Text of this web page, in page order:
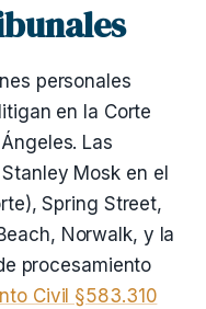
personales
en la Corte
Las
Mosk en el
Spring Street,
Norwalk, y la
procesamiento
Civil §583.310